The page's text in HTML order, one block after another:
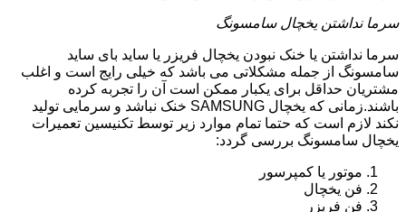
سرما نداشتن یخچال سامسونگ
سرما نداشتن یا خنک نبودن یخچال فریزر یا ساید بای ساید
سامسونگ از جمله مشکلاتی می باشد که خیلی رایج است و اغلب
مشتریان حداقل برای یکبار ممکن است آن را تجربه کرده
باشند.زمانی که یخچال SAMSUNG خنک نباشد و سرمایی تولید
نکند لازم است که حتما تمام موارد زیر توسط تکنیسین تعمیرات
یخچال سامسونگ بررسی گردد:
موتور یا کمپرسور
فن یخچال
فن فریزر